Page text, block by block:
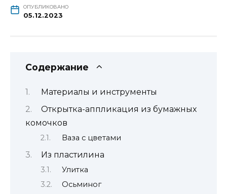
ОПУБЛИКОВАНО
05.12.2023
Содержание
Материалы и инструменты
Открытка-аппликация из бумажных
комочков
Ваза с цветами
Из пластилина
Улитка
Осьминог